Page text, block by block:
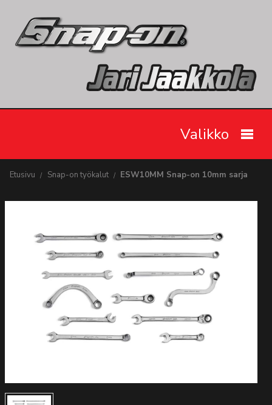
Valikko
Videot
Autodata
Yritys
Yhteystiedot
Etusivu Snap-on työkalut ESW10MM Snap-on 10mm sarja